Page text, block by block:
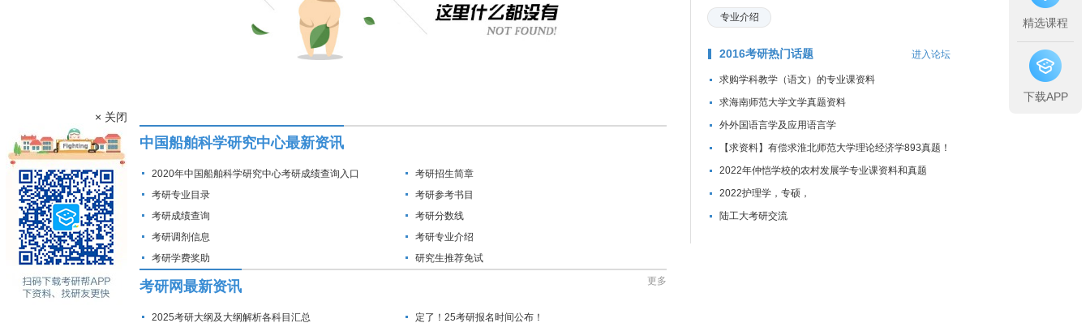
中国船舶科学研究中心最新资讯
2020年中国船舶科学研究中心考研成绩查询入口
考研招生简章
考研专业目录
考研参考书目
考研成绩查询
考研分数线
考研调剂信息
考研专业介绍
考研学费奖助
研究生推荐免试
考研网最新资讯 更多
2025考研大纲及大纲解析各科目汇总 定了！25考研报名时间公布！
专业介绍
2016考研热门话题 进入论坛
求购学科教学（语文）的专业课资料
求海南师范大学文学真题资料
外外国语言学及应用语言学
【求资料】有偿求淮北师范大学理论经济学893真题！
2022年仲恺学校的农村发展学专业课资料和真题
2022护理学，专硕，
陆工大考研交流
× 关闭
精选课程
下载APP